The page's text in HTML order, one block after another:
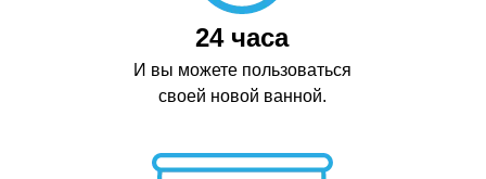
24 часа
И вы можете пользоваться
своей новой ванной.